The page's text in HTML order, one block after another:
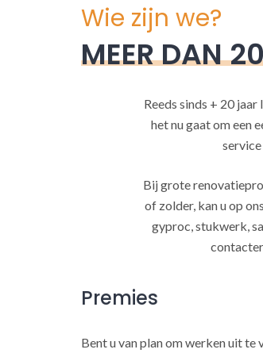
Wie zijn we?
MEER DAN
Reeds sinds + 20
het nu gaat om een
Bij grote
of zolder, kan u op
gyproc, stukwerk,
Premies
Bent u van plan om werken uit te